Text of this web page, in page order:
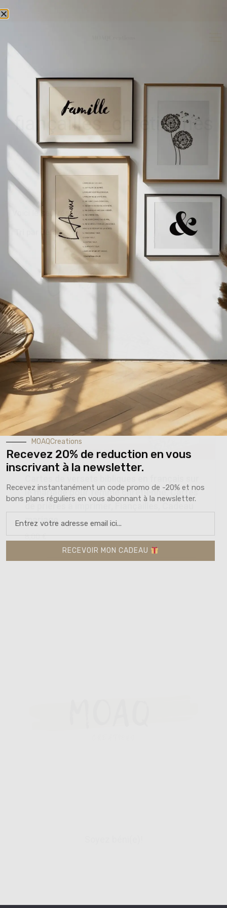
fiançailles_chrétiennes
Voici le seul résultat
le mariage pour femme chrétienne, Cartes
de prières à imprimer, Fiançailles, Cadeau
mariage
8,00€
MOAQCreations
Recevez 20% de reduction en vous
inscrivant à la newsletter.
Recevez instantanément un code promo de -20% et nos
bons plans réguliers en vous abonnant à la newsletter.
RECEVOIR MON CADEAU